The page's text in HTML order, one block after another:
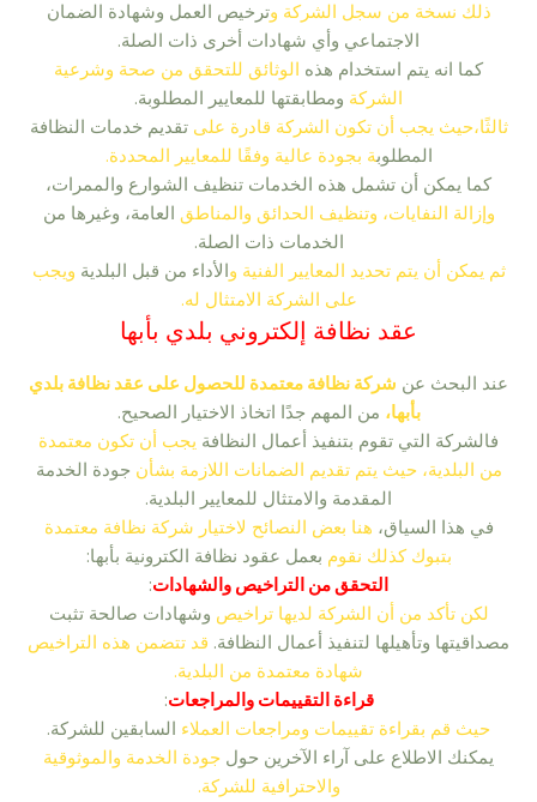
ذلك نسخة من سجل الشركة وترخيص العمل وشهادة الضمان
الاجتماعي وأي شهادات أخرى ذات الصلة.
كما انه يتم استخدام هذه الوثائق للتحقق من صحة وشرعية
الشركة ومطابقتها للمعايير المطلوبة.
ثالثًا،حيث يجب أن تكون الشركة قادرة على تقديم خدمات النظافة
المطلوبة بجودة عالية وفقًا للمعايير المحددة.
كما يمكن أن تشمل هذه الخدمات تنظيف الشوارع والممرات،
وإزالة النفايات، وتنظيف الحدائق والمناطق العامة، وغيرها من
الخدمات ذات الصلة.
ثم يمكن أن يتم تحديد المعايير الفنية والأداء من قبل البلدية ويجب
على الشركة الامتثال له.
عقد نظافة إلكتروني بلدي بأبها
عند البحث عن شركة نظافة معتمدة للحصول على عقد نظافة بلدي
بأبها، من المهم جدًا اتخاذ الاختيار الصحيح.
فالشركة التي تقوم بتنفيذ أعمال النظافة يجب أن تكون معتمدة
من البلدية، حيث يتم تقديم الضمانات اللازمة بشأن جودة الخدمة
المقدمة والامتثال للمعايير البلدية.
في هذا السياق، هنا بعض النصائح لاختيار شركة نظافة معتمدة
بتبوك كذلك نقوم بعمل عقود نظافة الكترونية بأبها:
التحقق من التراخيص والشهادات:
لكن تأكد من أن الشركة لديها تراخيص وشهادات صالحة تثبت
مصداقيتها وتأهيلها لتنفيذ أعمال النظافة. قد تتضمن هذه التراخيص
شهادة معتمدة من البلدية.
قراءة التقييمات والمراجعات:
حيث قم بقراءة تقييمات ومراجعات العملاء السابقين للشركة.
يمكنك الاطلاع على آراء الآخرين حول جودة الخدمة والموثوقية
والاحترافية للشركة.